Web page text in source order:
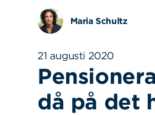
Maria Schultz
21 augusti 2020
då på det